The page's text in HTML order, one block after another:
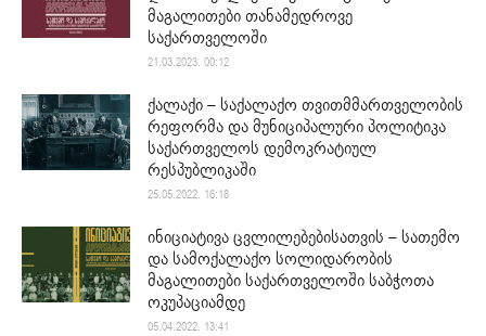
მაგალითები თანამედროვე
საქართველოში
21.03.2023. 00:12
ქალაქი – საქალაქო თვითმმართველობის
რეფორმა და მუნიციპალური პოლიტიკა
საქართველოს დემოკრატიულ
რესპუბლიკაში
25.05.2022. 16:18
ინიციატივა ცვლილებებისათვის – სათემო
და სამოქალაქო სოლიდარობის
მაგალითები საქართველოში საბჭოთა
ოკუპაციამდე
05.04.2022. 13:41